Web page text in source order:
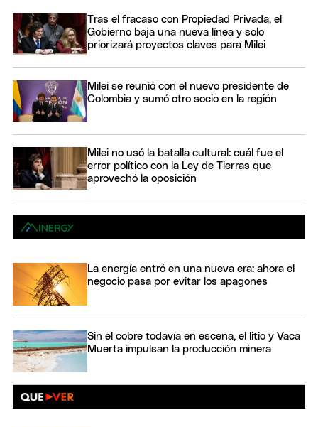
Tras el fracaso con Propiedad Privada, el
Gobierno baja una nueva línea y solo
priorizará proyectos claves para Milei
Milei se reunió con el nuevo presidente de
Colombia y sumó otro socio en la región
Milei no usó la batalla cultural: cuál fue el
error político con la Ley de Tierras que
aprovechó la oposición
La energía entró en una nueva era: ahora el
negocio pasa por evitar los apagones
Sin el cobre todavía en escena, el litio y Vaca
Muerta impulsan la producción minera